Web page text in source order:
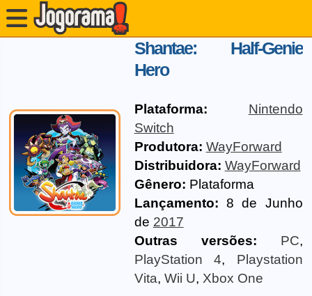
Shantae: Half-Genie
Hero
Plataforma:
Nintendo
Switch
Produtora: WayForward
Distribuidora: WayForward
Gênero: Plataforma
Lançamento: 8 de Junho
de 2017
Outras versões:
PC,
PlayStation 4, Playstation
Vita, Wii U, Xbox One